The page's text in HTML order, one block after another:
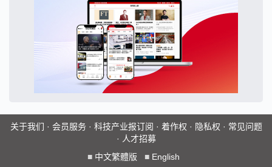
关于我们 · 会员服务· 科技产业报订阅 · 着作权 · 隐私权 · 常见问题
· 人才招募
■ 中文繁體版 ■ English